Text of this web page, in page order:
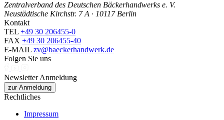
Zentralverband des Deutschen Bäckerhandwerks e. V.
Neustädtische Kirchstr. 7 A · 10117 Berlin
Kontakt
TEL +49 30 206455-0
FAX +49 30 206455-40
E-MAIL zv@baeckerhandwerk.de
Folgen Sie uns
Newsletter Anmeldung
zur Anmeldung
Rechtliches
Impressum